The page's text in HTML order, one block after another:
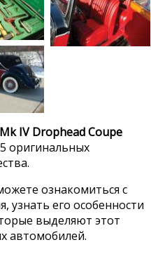
IV Drophead Coupe
оригинальных
ознакомиться с
его особенности
выделяют этот
автомобилей.